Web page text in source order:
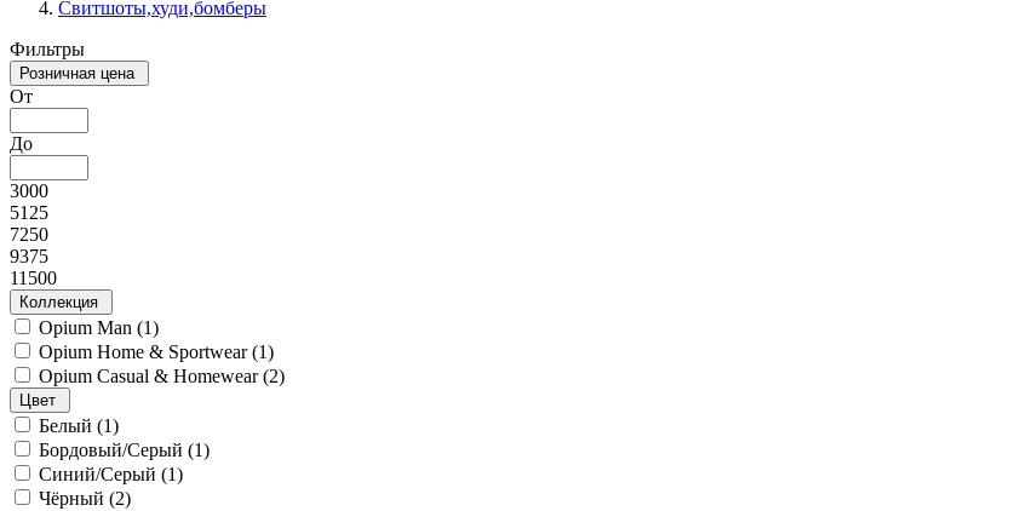
Свитшоты,худи,бомберы
Фильтры
Розничная цена
От
До
3000
5125
7250
9375
11500
Коллекция
Opium Man (1)
Opium Home & Sportwear (1)
Opium Casual & Homewear (2)
Цвет
Белый (1)
Бордовый/Серый (1)
Синий/Серый (1)
Чёрный (2)